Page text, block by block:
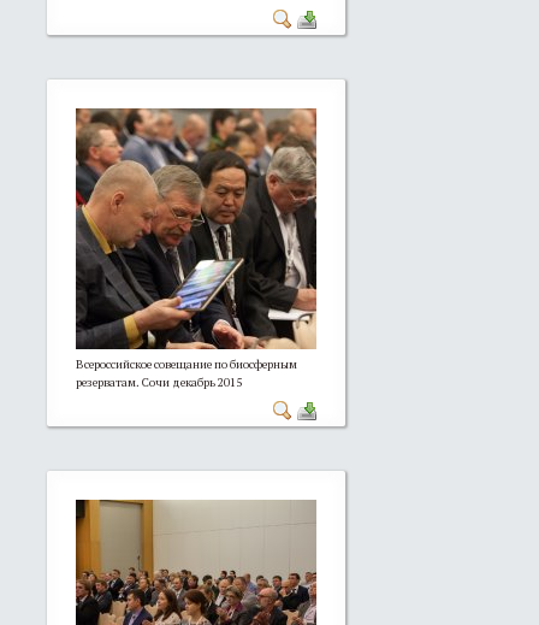
Всероссийское совещание по биосферным
резерватам. Сочи декабрь 2015